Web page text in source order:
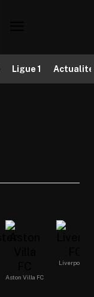
Ligue 1
Aston Villa FC
Liverpool FC